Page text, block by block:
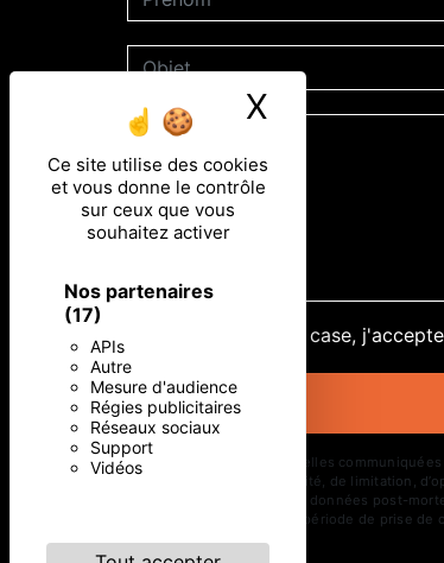
Ce site utilise des cookies
et vous donne le contrôle
sur ceux que vous
souhaitez activer
Nos partenaires
(17)
APIs
Autre
Mesure d'audience
Régies publicitaires
Réseaux sociaux
Support
Vidéos
X Masquer
En cochant cette case,
** Les données personnelles
d’effacement, de portabilité, de limitation,
d’organiser le sort de vos données post-
vos données pendant la période de prise